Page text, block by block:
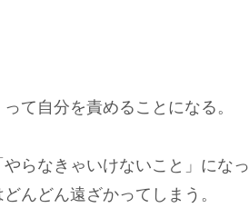
て自分を責めることになる。
らなきゃいけないこと」になっ
んどん遠ざかってしまう。